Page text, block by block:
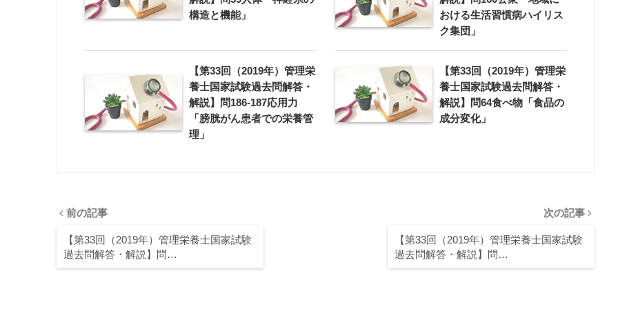
構造と機能」
おける生活習慣病ハイリス
ク集団」
【第33回（2019年）管理栄
養士国家試験過去問解答・
解説】問186-187応用力
「膀胱がん患者での栄養管
理」
【第33回（2019年）管理栄
養士国家試験過去問解答・
解説】問64食べ物「食品の
成分変化」
前の記事
【第33回（2019年）管理栄養士国家試験
過去問解答・解説】問…
次の記事
【第33回（2019年）管理栄養士国家試験
過去問解答・解説】問…